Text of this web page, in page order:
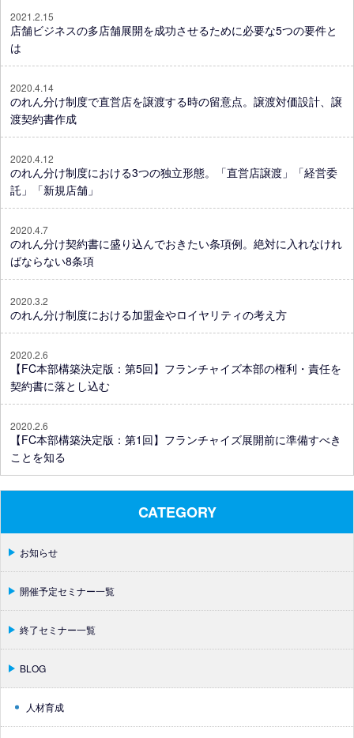
2021.2.15
店舗ビジネスの多店舗展開を成功させるために必要な5つの要件と
は
2020.4.14
のれん分け制度で直営店を譲渡する時の留意点。譲渡対価設計、譲
渡契約書作成
2020.4.12
のれん分け制度における3つの独立形態。「直営店譲渡」「経営委
託」「新規店舗」
2020.4.7
のれん分け契約書に盛り込んでおきたい条項例。絶対に入れなけれ
ばならない8条項
2020.3.2
のれん分け制度における加盟金やロイヤリティの考え方
2020.2.6
【FC本部構築決定版：第5回】フランチャイズ本部の権利・責任を
契約書に落とし込む
2020.2.6
【FC本部構築決定版：第1回】フランチャイズ展開前に準備すべき
ことを知る
CATEGORY
お知らせ
開催予定セミナー一覧
終了セミナー一覧
BLOG
人材育成